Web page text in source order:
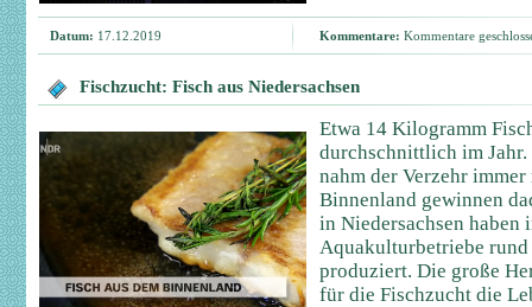
Datum: 17.12.2019 Kommentare: Kommentare
Fischzucht: Fisch aus Niedersachsen
Etwa 14 Kilogramm
durchschnittlich im Jahr.
nahm der Verzehr
Binnenland gewinnen
in Niedersachsen haben
Aquakulturbetriebe rund
produziert. Die große
für die Fischzucht die